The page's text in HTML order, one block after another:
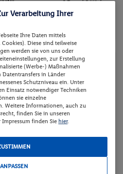
2 Pers. / 6 Nächte
/ 2792 € Gesamt
Pauschalreise
Verarbeitung Ihrer
Ihre Daten mittels
Diese sind teilweise
werden sie von uns oder
zur Erstellung
(Werbe-) Maßnahmen
in Länder
Schutzniveau ein. Unter
Einsatz notwendiger Techniken
sie einzelne
Weitere Informationen, auch zu
finden Sie in unseren
Impressum finden Sie hier.
ANPASSEN